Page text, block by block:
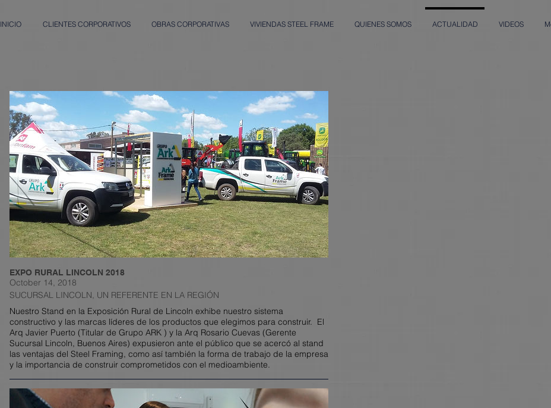
INICIO CLIENTES CORPORATIVOS OBRAS CORPORATIVAS VIVIENDAS STEEL FRAME QUIENES SOMOS ACTUALIDAD VIDEOS
EXPO RURAL LINCOLN 2018
October 14, 2018
SUCURSAL LINCOLN, UN REFERENTE EN LA REGIÓN
Nuestro Stand en la Exposición Rural de Lincoln exhibe nuestro sistema
constructivo y las marcas líderes de los productos que elegimos para construir. El
Arq Javier Puerto (Titular de Grupo ARK ) y la Arq Rosario Cuevas (Gerente
Sucursal Lincoln, Buenos Aires) expusieron ante el público que se acercó al stand
las ventajas del Steel Framing, como así también la forma de trabajo de la empresa
y la importancia de construir comprometidos con el medioambiente.